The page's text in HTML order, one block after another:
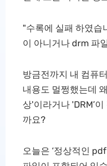
"수록에 실패 하였습
이 아니거나 drm 파
방금전까지 내 컴퓨
내용도 멀쩡했는데
상'이라거나 'DRM’
까요?
오늘은 ‘정상적인